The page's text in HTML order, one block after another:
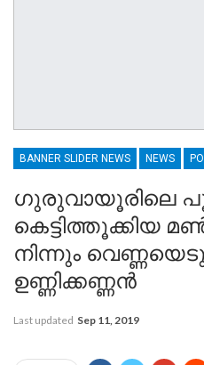
BANNER SLIDER NEWS NEWS
ഗുരുവായൂരിലെ
കെട്ടിത്തൂക്കിയ
നിന്നും
ഉണ്ണിക്കണ്ണൻ
Last updated Sep 11, 2019